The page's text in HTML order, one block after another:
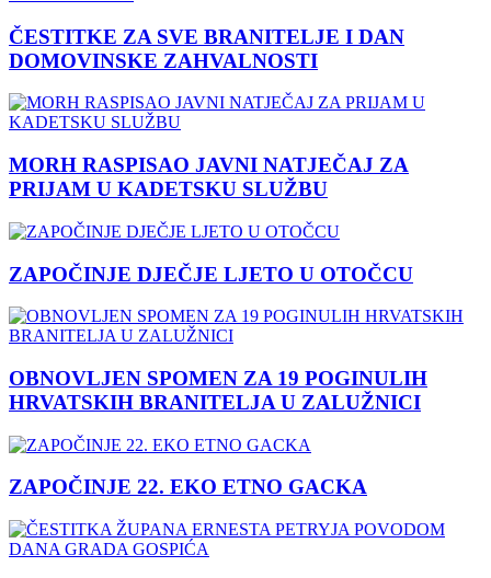
ČESTITKE ZA SVE BRANITELJE I DAN
DOMOVINSKE ZAHVALNOSTI
MORH RASPISAO JAVNI NATJEČAJ ZA
PRIJAM U KADETSKU SLUŽBU
ZAPOČINJE DJEČJE LJETO U OTOČCU
OBNOVLJEN SPOMEN ZA 19 POGINULIH
HRVATSKIH BRANITELJA U ZALUŽNICI
ZAPOČINJE 22. EKO ETNO GACKA